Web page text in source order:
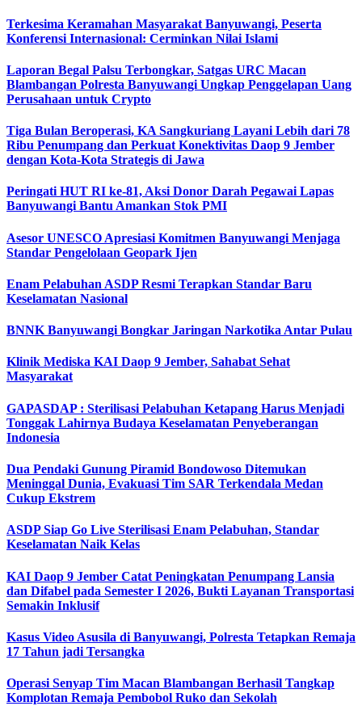
Terkesima Keramahan Masyarakat Banyuwangi, Peserta
Konferensi Internasional: Cerminkan Nilai Islami
Laporan Begal Palsu Terbongkar, Satgas URC Macan
Blambangan Polresta Banyuwangi Ungkap Penggelapan Uang
Perusahaan untuk Crypto
Tiga Bulan Beroperasi, KA Sangkuriang Layani Lebih dari 78
Ribu Penumpang dan Perkuat Konektivitas Daop 9 Jember
dengan Kota-Kota Strategis di Jawa
Peringati HUT RI ke-81, Aksi Donor Darah Pegawai Lapas
Banyuwangi Bantu Amankan Stok PMI
Asesor UNESCO Apresiasi Komitmen Banyuwangi Menjaga
Standar Pengelolaan Geopark Ijen
Enam Pelabuhan ASDP Resmi Terapkan Standar Baru
Keselamatan Nasional
BNNK Banyuwangi Bongkar Jaringan Narkotika Antar Pulau
Klinik Mediska KAI Daop 9 Jember, Sahabat Sehat
Masyarakat
GAPASDAP : Sterilisasi Pelabuhan Ketapang Harus Menjadi
Tonggak Lahirnya Budaya Keselamatan Penyeberangan
Indonesia
Dua Pendaki Gunung Piramid Bondowoso Ditemukan
Meninggal Dunia, Evakuasi Tim SAR Terkendala Medan
Cukup Ekstrem
ASDP Siap Go Live Sterilisasi Enam Pelabuhan, Standar
Keselamatan Naik Kelas
KAI Daop 9 Jember Catat Peningkatan Penumpang Lansia
dan Difabel pada Semester I 2026, Bukti Layanan Transportasi
Semakin Inklusif
Kasus Video Asusila di Banyuwangi, Polresta Tetapkan Remaja
17 Tahun jadi Tersangka
Operasi Senyap Tim Macan Blambangan Berhasil Tangkap
Komplotan Remaja Pembobol Ruko dan Sekolah